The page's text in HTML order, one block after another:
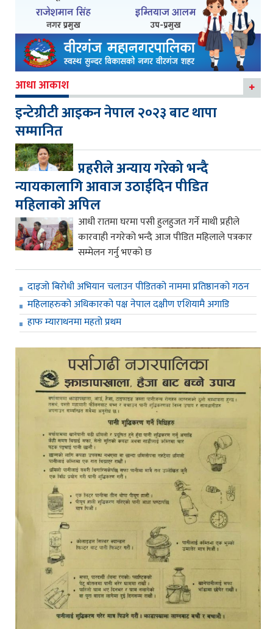
आधा आकाश
इन्टेग्रीटी आइकन नेपाल २०२३ बाट थापा
सम्मानित
प्रहरीले अन्याय गरेको भन्दै
न्यायकालागि आवाज उठाईदिन पीडित
महिलाको अपिल
आधी रातमा घरमा पसी हुलहुजत गर्ने माथी प्रहीले
कारवाही नगरेको भन्दै आज पीडित महिलाले पत्रकार
सम्मेलन गर्नु भएको छ
दाइजो बिरोधी अभियान चलाउन पीडितको नाममा प्रतिष्ठानको गठन
महिलाहरुको अधिकारको पक्ष नेपाल दक्षीण एशियामै अगाडि
हाफ म्याराथनमा महतो प्रथम